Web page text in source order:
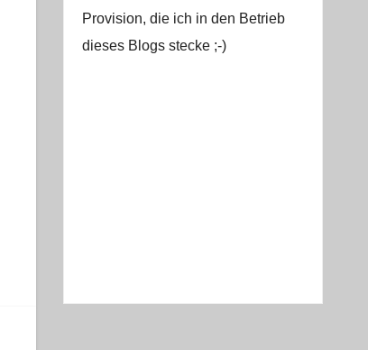
Provision, die ich in den Betrieb
dieses Blogs stecke ;-)